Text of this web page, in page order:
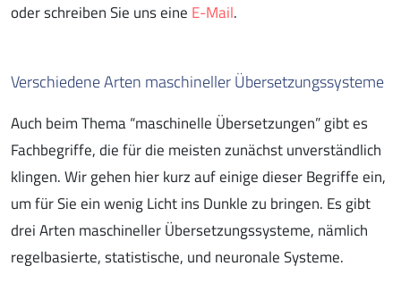
oder schreiben Sie uns eine E-Mail.
Verschiedene Arten maschineller Übersetzungssysteme
Auch beim Thema “maschinelle Übersetzungen” gibt es
Fachbegriffe, die für die meisten zunächst unverständlich
klingen. Wir gehen hier kurz auf einige dieser Begriffe ein,
um für Sie ein wenig Licht ins Dunkle zu bringen. Es gibt
drei Arten maschineller Übersetzungssysteme, nämlich
regelbasierte, statistische, und neuronale Systeme.